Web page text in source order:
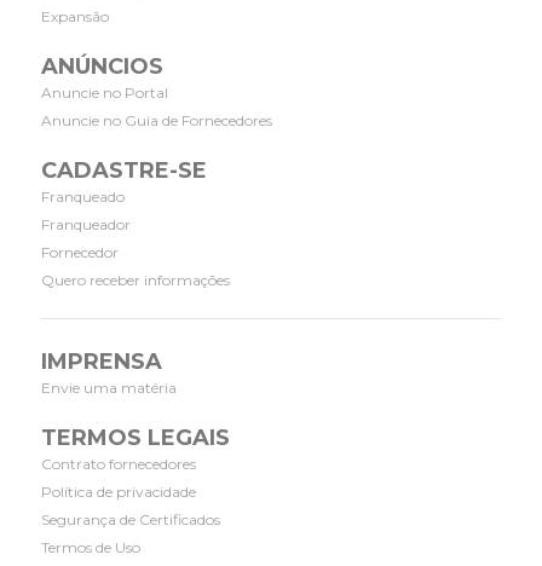
Expansão
ANÚNCIOS
Anuncie no Portal
Anuncie no Guia de Fornecedores
CADASTRE-SE
Franqueado
Franqueador
Fornecedor
Quero receber informações
IMPRENSA
Envie uma matéria
TERMOS LEGAIS
Contrato fornecedores
Política de privacidade
Segurança de Certificados
Termos de Uso